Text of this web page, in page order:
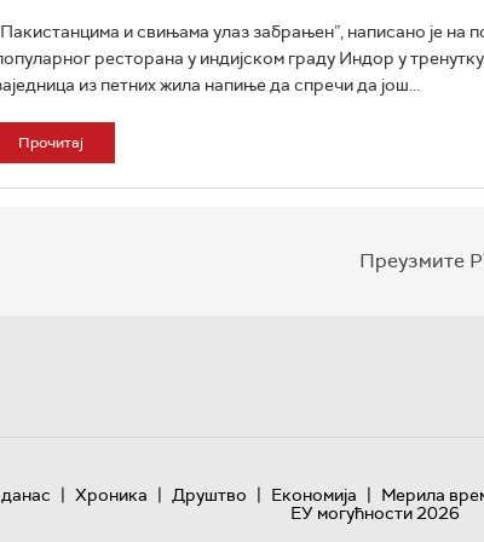
и свињама улаз забрањен”, написано је на
ресторана у индијском граду Индор у
из петних жила напиње да спречи да још...
Прочитај
Преузмите
| Хроника | Друштво | Економија | Мерила
ЕУ могућности 2026